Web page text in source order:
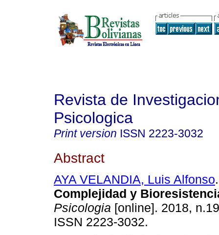
Revista de
Psicologica
Print version ISSN 2223-3032
Abstract
AYA VELANDIA, Luis Alfonso
Complejidad y
Psicologia [online]. 2018,
ISSN 2223-3032.